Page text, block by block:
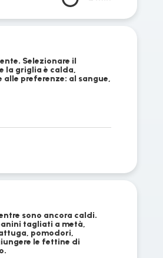
Selezionare il
la griglia è calda,
preferenze: al sangue,
sono ancora caldi.
tagliati a metà,
pomodori,
le fettine di